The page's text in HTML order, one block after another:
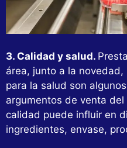
3. Calidad y salud.
área, junto a la
para la salud son
argumentos de venta
calidad puede influir en
ingredientes, envase,